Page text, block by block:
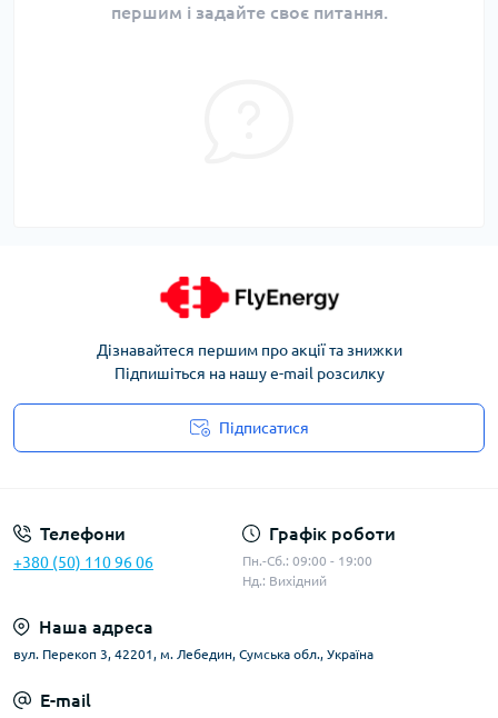
першим і задайте своє питання.
Дізнавайтеся першим про акції та знижки
Підпишіться на нашу e-mail розсилку
Підписатися
Телефони
+380 (50) 110 96 06
Графік роботи
Пн.-Сб.: 09:00 - 19:00
Нд.: Вихідний
Наша адреса
вул. Перекоп 3, 42201, м. Лебедин, Сумська обл., Україна
E-mail